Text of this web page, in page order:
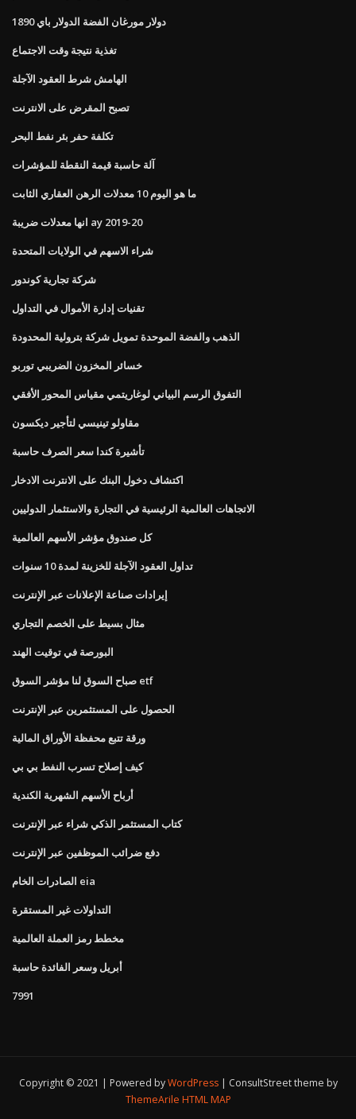
1890 دولار مورغان الفضة الدولار باي
تغذية نتيجة وقت الاجتماع
الهامش شرط العقود الآجلة
تصبح المقرض على الانترنت
تكلفة حفر بئر نفط البحر
آلة حاسبة قيمة النقطة للمؤشرات
ما هو اليوم 10 معدلات الرهن العقاري الثابت
انها معدلات ضريبة ay 2019-20
شراء الاسهم في الولايات المتحدة
شركة تجارية كوندور
تقنيات إدارة الأموال في التداول
الذهب والفضة الموحدة تمويل شركة بترولية المحدودة
خسائر المخزون الضريبي توربو
التفوق الرسم البياني لوغاريتمي مقياس المحور الأفقي
مقاولو تينيسي لتأجير ديكسون
تأشيرة كندا سعر الصرف حاسبة
اكتشاف دخول البنك على الانترنت الادخار
الاتجاهات العالمية الرئيسية في التجارة والاستثمار الدوليين
كل صندوق مؤشر الأسهم العالمية
تداول العقود الآجلة للخزينة لمدة 10 سنوات
إيرادات صناعة الإعلانات عبر الإنترنت
مثال بسيط على الخصم التجاري
البورصة في توقيت الهند
صباح السوق لنا مؤشر السوق etf
الحصول على المستثمرين عبر الإنترنت
ورقة تتبع محفظة الأوراق المالية
كيف إصلاح تسرب النفط بي بي
أرباح الأسهم الشهرية الكندية
كتاب المستثمر الذكي شراء عبر الإنترنت
دفع ضرائب الموظفين عبر الإنترنت
الصادرات الخام eia
التداولات غير المستقرة
مخطط رمز العملة العالمية
أبريل وسعر الفائدة حاسبة
7991
Copyright © 2021 | Powered byWordPress
ConsultStreet theme by
ThemeArile HTML MAP